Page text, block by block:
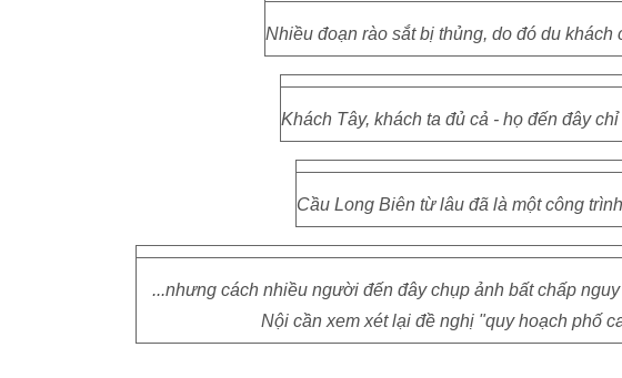
Nhiều đoạn rào sắt bị thủng, do đó du khách
Khách Tây, khách ta đủ cả - họ đến đây
Cầu Long Biên từ lâu đã là một công
...nhưng cách nhiều người đến đây chụp ảnh bất chấp
Nội cần xem xét lại đề nghị "quy hoạch phố